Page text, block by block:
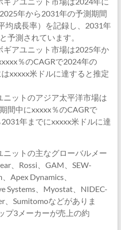
年から2031年の予測期間
均成長率）を記録し、2031年
予測されています。
アユニット市場は2025年か
％のCAGRで2024年の
xxxxx米ドルに達すると推定
ットのアジア太平洋市場は
間中にxxxxx％のCAGRで
年までにxxxxx米ドルに達
ットの主なグローバルメー
、Rossi、GAM、SEW-
Apex Dynamics、
Systems、Myostat、NIDEC-
、Sumitomoなどがありま
プ3メーカーが売上の約